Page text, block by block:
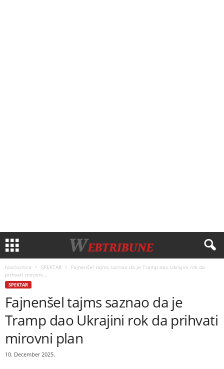
Naslovnica SPEKTAR
Fajnenšel tajms saznao da je Tramp dao Ukrajini rok da
prihvati mirovni...
SPEKTAR
Fajnenšel tajms saznao da je
Tramp dao Ukrajini rok da prihvati
mirovni plan
10. December 2025.